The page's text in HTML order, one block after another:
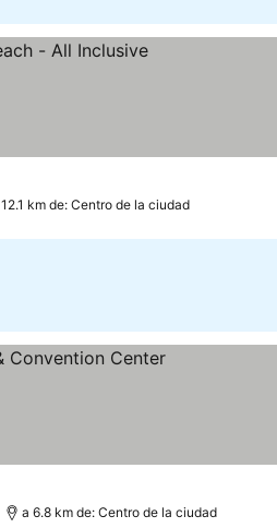
km de: Centro de la ciudad
a 6.8 km de: Centro de la ciudad